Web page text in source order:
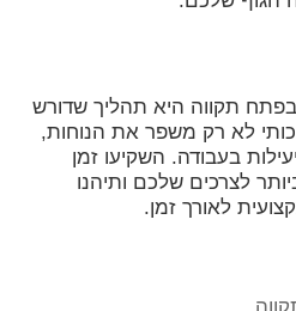
תקווה היא תהליך שדורש
לא רק משפר את הנוחות,
בעבודה. השקיעו זמן
לצרכים שלכם ותיהנו
לאורך זמן.